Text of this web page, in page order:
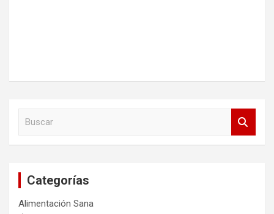
Categorías
Alimentación Sana